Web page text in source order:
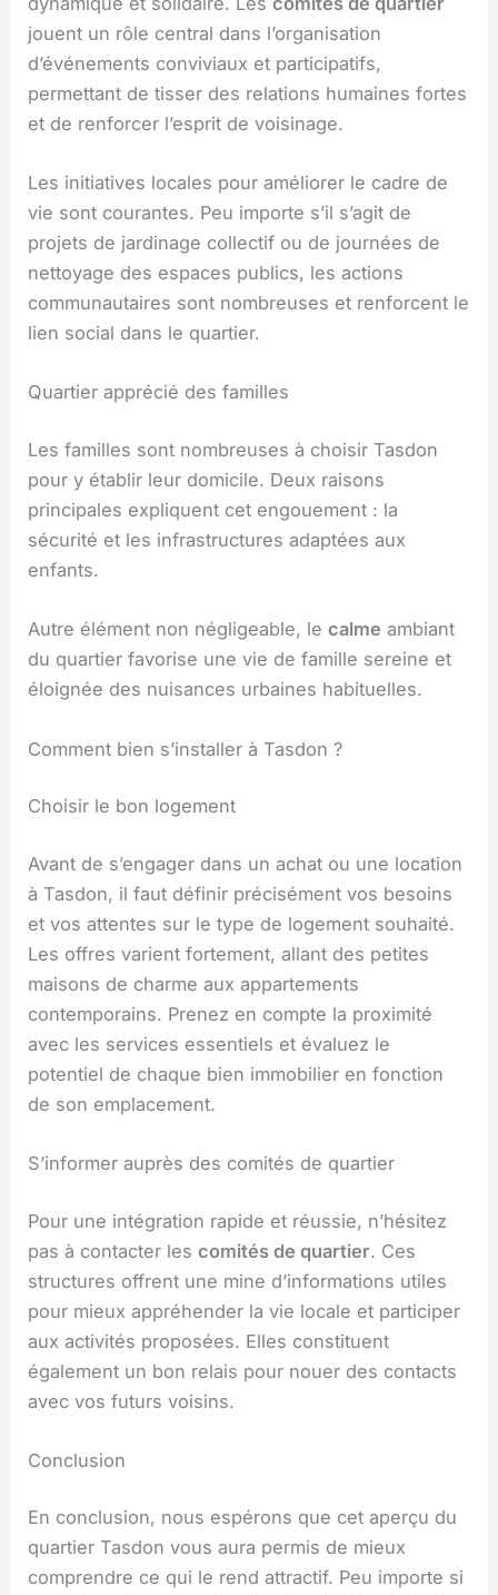
jouent un rôle central dans l’organisation
d’événements conviviaux et participatifs,
permettant de tisser des relations humaines fortes
et de renforcer l’esprit de voisinage.
Les initiatives locales pour améliorer le cadre de
vie sont courantes. Peu importe s’il s’agit de
projets de jardinage collectif ou de journées de
nettoyage des espaces publics, les actions
communautaires sont nombreuses et renforcent le
lien social dans le quartier.
Quartier apprécié des familles
Les familles sont nombreuses à choisir Tasdon
pour y établir leur domicile. Deux raisons
principales expliquent cet engouement : la
sécurité et les infrastructures adaptées aux
enfants.
Autre élément non négligeable, lecalme ambiant
du quartier favorise une vie de famille sereine et
éloignée des nuisances urbaines habituelles.
Comment bien s’installer à Tasdon ?
Choisir le bon logement
Avant de s’engager dans un achat ou une location
à Tasdon, il faut définir précisément vos besoins
et vos attentes sur le type de logement souhaité.
Les offres varient fortement, allant des petites
maisons de charme aux appartements
contemporains. Prenez en compte la proximité
avec les services essentiels et évaluez le
potentiel de chaque bien immobilier en fonction
de son emplacement.
S’informer auprès des comités de quartier
Pour une intégration rapide et réussie, n’hésitez
pas à contacter lescomités de quartier. Ces
structures offrent une mine d’informations utiles
pour mieux appréhender la vie locale et participer
aux activités proposées. Elles constituent
également un bon relais pour nouer des contacts
avec vos futurs voisins.
Conclusion
En conclusion, nous espérons que cet aperçu du
quartier Tasdon vous aura permis de mieux
comprendre ce qui le rend attractif. Peu importe si